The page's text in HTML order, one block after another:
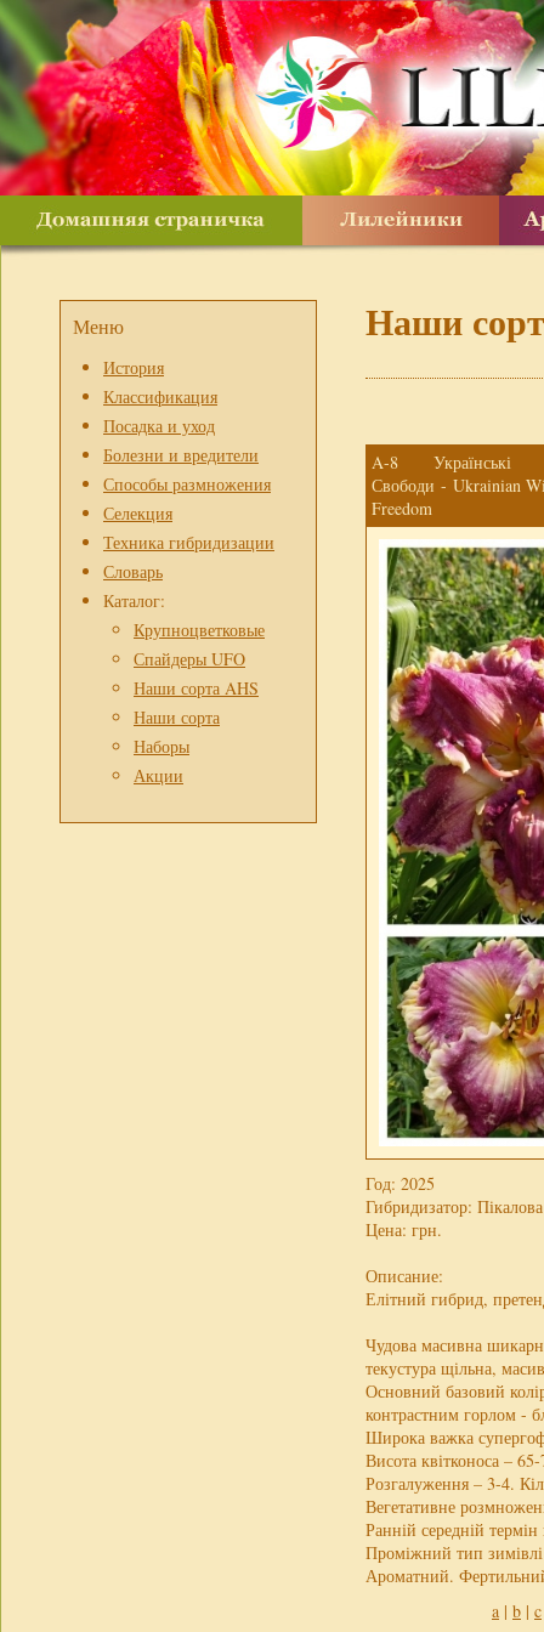
Меню
История
Классификация
Посадка и уход
Болезни и вредители
Способы размножения
Селекция
Техника гибридизации
Словарь
Каталог:
Крупноцветковые
Спайдеры UFO
Наши сорта AHS
Наши сорта
Наборы
Акции
Наши
A-8 Українські
Свободи - Ukrainian
Freedom
Год: 2025
Гибридизатор: Пікалова
Цена: грн.
Описание:
Елітний гибрид,
Чудова масивна
текустура щільна,
Основний базовий
контрастним горлом -
Широка важка
Висота квітконоса –
Розгалуження – 3-4.
Вегетативне
Ранній середній
Проміжний тип
Ароматний.
a | b | c